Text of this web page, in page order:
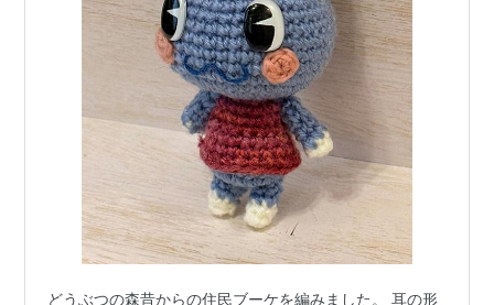
どうぶつの森昔からの住民ブーケを編みました。 耳の形